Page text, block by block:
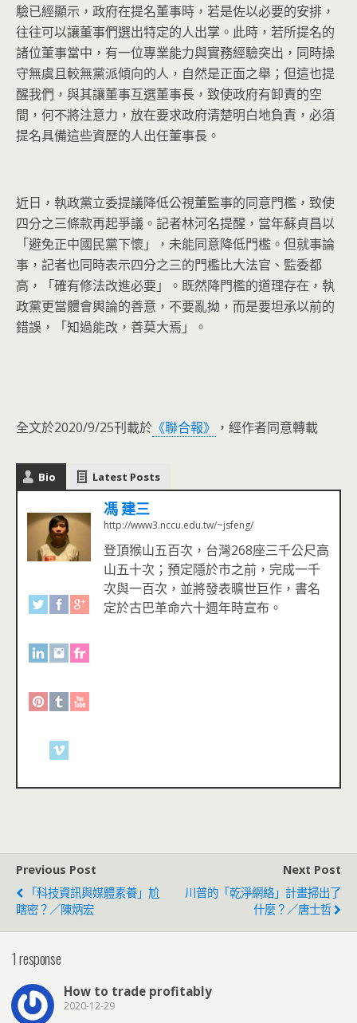
驗已經顯示， 政府在提名董事時，若是佐以必要的安排，
往往可以讓董事們選出特定的人出掌。此時， 若所提名的
諸位董事當中，有一位專業能力與實務經驗突出， 同時操
守無虞且較無黨派傾向的人，自然是正面之舉； 但這也提
醒我們，與其讓董事互選董事長，致使政府有卸責的空
間， 何不將注意力，放在要求政府清楚明白地負責， 必須
提名具備這些資歷的人出任董事長。
近日，執政黨立委提議降低公視董監事的同意門檻， 致使
四分之三條款再起爭議。記者林河名提醒，當年蘇貞昌以
「避免正中國民黨下懷」，未能同意降低門檻。但就事論
事， 記者也同時表示四分之三的門檻比大法官、監委都
高，「確有修法改進必要」。既然降門檻的道理存在， 執
政黨更當體會輿論的善意，不要亂拗，而是要坦承以前的
錯誤，「知過能改，善莫大焉」。
全文於2020/9/25刊載於 《聯合報》 ，經作者同意轉載
Bio Latest Posts
馮 建三
http://www3.nccu.edu.tw/~jsfeng/
登頂猴山五百次，台灣268座三千公尺高
山五十次；預定隱於市之前，完成一千
次與一百次，並將發表曠世巨作，書名
定於古巴革命六十週年時宣布。
Previous Post
「科技資訊與媒體素養」尬
瞎密？／陳炳宏
Next Post
川普的「乾淨網絡」計畫掃出了
什麼？／唐士哲
1 response
How to trade profitably
2020-12-29